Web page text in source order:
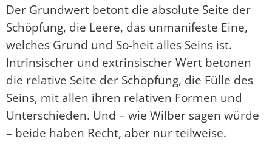
Der Grundwert betont die absolute Seite der
Schöpfung, die Leere, das unmanifeste Eine,
welches Grund und So-heit alles Seins ist.
Intrinsischer und extrinsischer Wert betonen
die relative Seite der Schöpfung, die Fülle des
Seins, mit allen ihren relativen Formen und
Unterschieden. Und – wie Wilber sagen würde
– beide haben Recht, aber nur teilweise.